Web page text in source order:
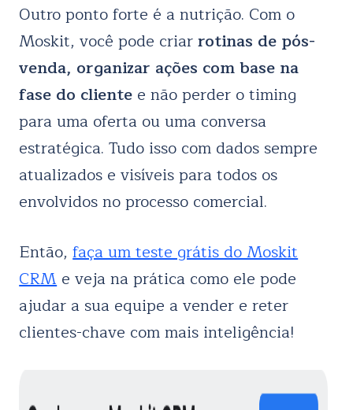
Outro ponto forte é a nutrição. Com o
Moskit, você pode criarrotinas de pós-
venda, organizar ações com base na
fase do cliente e não perder o timing
para uma oferta ou uma conversa
estratégica. Tudo isso com dados sempre
atualizados e visíveis para todos os
envolvidos no processo comercial.
Então,faça um teste grátis do Moskit
CRMe veja na prática como ele pode
ajudar a sua equipe a vender e reter
clientes-chave com mais inteligência!